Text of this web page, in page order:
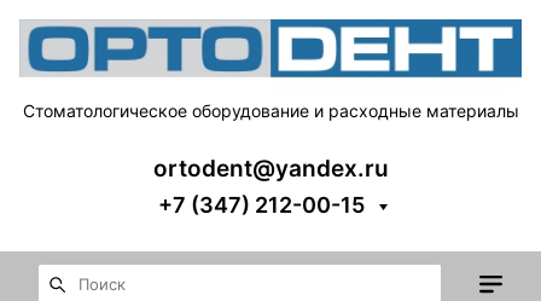
Стоматологическое оборудование и расходные материалы
ortodent@yandex.ru
+7 (347) 212-00-15